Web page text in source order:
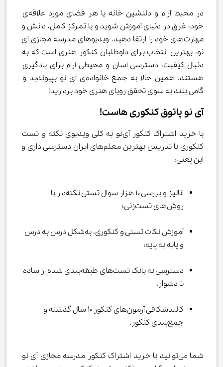
در محیط آرام و دلنشین خانه یا هر فضای مورد علاقه‌ی
خود، غرق در دنیای آموزش شوید و با تمرکز کامل، دانش و
مهارت‌های خود را ارتقا دهید. ویدیوهای مدرسه مجازی آی
نو، بهترین انتخاب برای داوطلبان کنکور هنری است که به
دنبال کیفیت، دسترسی آسان و محیطی آرام برای یادگیری
هستند. همین حالا به جمع خانواده‌ی آی نو بپیوندید و
گامی بلند به سوی تحقق رویای هنری خود بردارید!
آی نو پاتوق کنکوری هاست!
با خرید اشتراک کنکور آی‌نو به کلی ویدیوی نکته و تست
کنکوری با تدریس بهترین معلم‌های ایران دسترسی داری و
این یعنی:
آنالیز و بررسی 10 هزار سوال تستی نکته‌دار با
روش‌های تست‌زنی؛
آموزش نکات تستی و کنکوری، به‌شکل درس به درس
و پایه به پایه؛
دسترسی به بانک تست‌های طبقه‌بندی شده از ساده
تا دشوار؛
کالبدشکافی آزمون‌های کنکور 10 سال گذشته و
جمع‌بندی کنکور.
شما می‌توانید با خرید اشتراک کنکور مدرسه مجازی آی نو